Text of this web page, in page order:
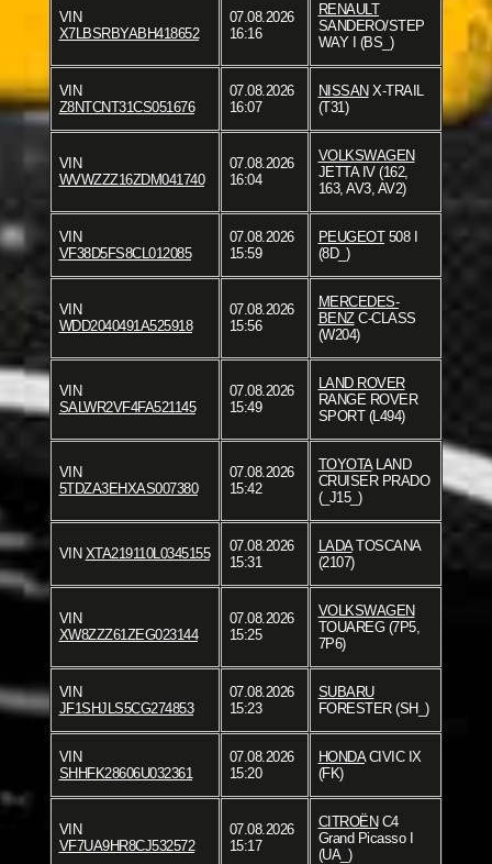
VIN
X7LBSRBYABH418652
07.08.2026
16:16
RENAULT
SANDERO/STEP
WAY I (BS_)
VIN
Z8NTCNT31CS051676
07.08.2026
16:07
NISSAN X-TRAIL
(T31)
VIN
WVWZZZ16ZDM041740
07.08.2026
16:04
VOLKSWAGEN
JETTA IV (162,
163, AV3, AV2)
VIN
VF38D5FS8CL012085
07.08.2026
15:59
PEUGEOT508 I
(8D_)
VIN
WDD2040491A525918
07.08.2026
15:56
MERCEDES-
BENZC-CLASS
(W204)
VIN
SALWR2VF4FA521145
07.08.2026
15:49
LAND ROVER
RANGE ROVER
SPORT (L494)
VIN
5TDZA3EHXAS007380
07.08.2026
15:42
TOYOTALAND
CRUISER PRADO
(_J15_)
VIN XTA219110L0345155
07.08.2026
15:31
LADATOSCANA
(2107)
VIN
XW8ZZZ61ZEG023144
07.08.2026
15:25
VOLKSWAGEN
TOUAREG (7P5,
7P6)
VIN
JF1SHJLS5CG274853
07.08.2026
15:23
SUBARU
FORESTER (SH_)
VIN
SHHFK28606U032361
07.08.2026
15:20
HONDACIVIC IX
(FK)
VIN
VF7UA9HR8CJ532572
07.08.2026
15:17
CITROËN C4
Grand Picasso I
(UA_)